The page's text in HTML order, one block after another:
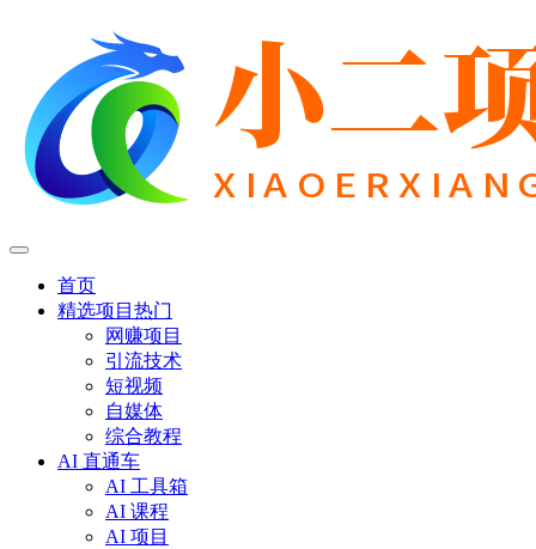
首页
精选项目 热门
网赚项目
引流技术
短视频
自媒体
综合教程
AI 直通车
AI 工具箱
AI 课程
AI 项目